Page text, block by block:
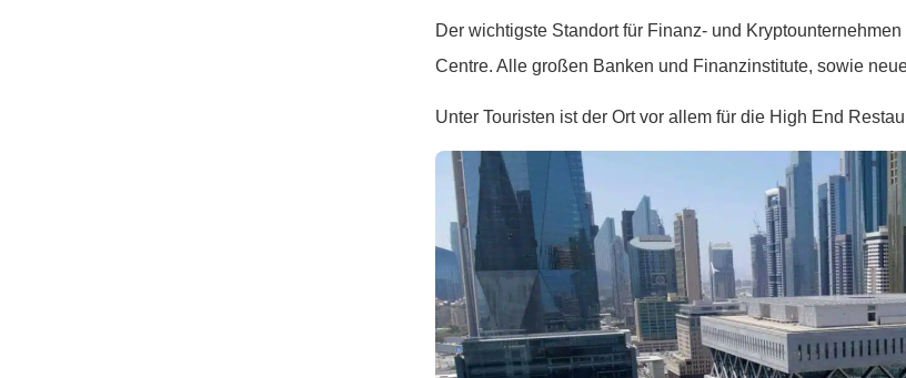
Der wichtigste Standort für Finanz- und
Centre. Alle großen Banken und Finanzinstitute, sowie
Unter Touristen ist der Ort vor allem für die High End